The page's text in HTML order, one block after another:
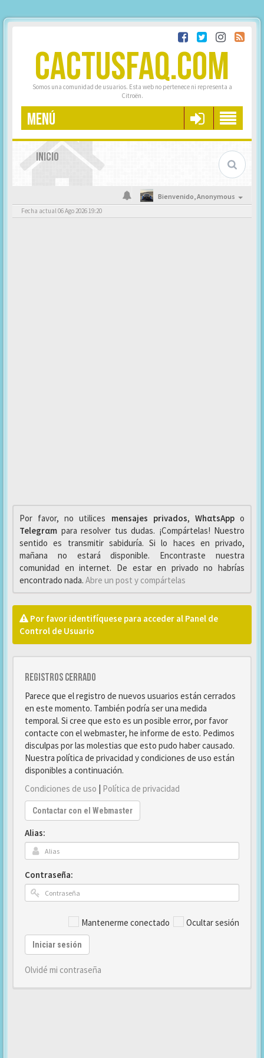
CACTUSFAQ.COM
Somos una comunidad de usuarios. Esta web no pertenece ni representa a
Citroën.
MENÚ
INICIO
Bienvenido,Anonymous
Fecha actual 06 Ago 2026 19:20
Por favor, no utilices mensajes privados, WhαtsAppo
Telegrαm para resolver tus dudas. ¡Compártelas! Nuestro
sentido es transmitir sabiduría. Si lo haces en privado,
mañana no estará disponible. Encontraste nuestra
comunidad en internet. De estar en privado no habrías
encontrado nada. Abre un post y compártelas
Por favor identifíquese para acceder al Panel de
Control de Usuario
Registros cerrado
Parece que el registro de nuevos usuarios están cerrados
en este momento. También podría ser una medida
temporal. Si cree que esto es un posible error, por favor
contacte con el webmaster, he informe de esto. Pedimos
disculpas por las molestias que esto pudo haber causado.
Nuestra política de privacidad y condiciones de uso están
disponibles a continuación.
Condiciones de uso | Política de privacidad
Contactar con el Webmaster
Alias:
Contraseña:
Mantenerme conectado Ocultar sesión
Iniciar sesión
Olvidé mi contraseña